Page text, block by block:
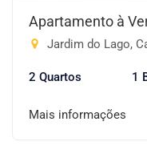
Apartamento à
Jardim do Lago,
2 Quartos 1
Mais informações